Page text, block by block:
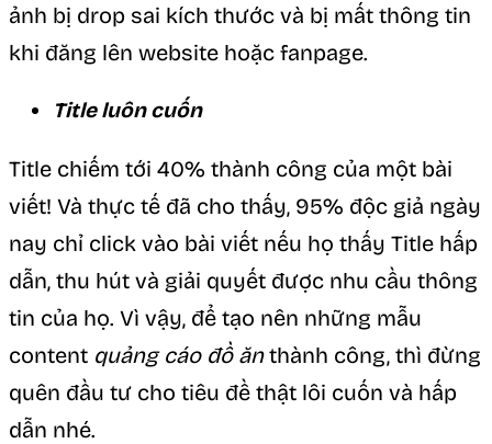
ảnh bị drop sai kích thước và bị mất thông tin
khi đăng lên website hoặc fanpage.
Title luôn cuốn
Title chiếm tới 40% thành công của một bài
viết! Và thực tế đã cho thấy, 95% độc giả ngày
nay chỉ click vào bài viết nếu họ thấy Title hấp
dẫn, thu hút và giải quyết được nhu cầu thông
tin của họ. Vì vậy, để tạo nên những mẫu
content quảng cáo đồ ănthành công, thì đừng
quên đầu tư cho tiêu đề thật lôi cuốn và hấp
dẫn nhé.